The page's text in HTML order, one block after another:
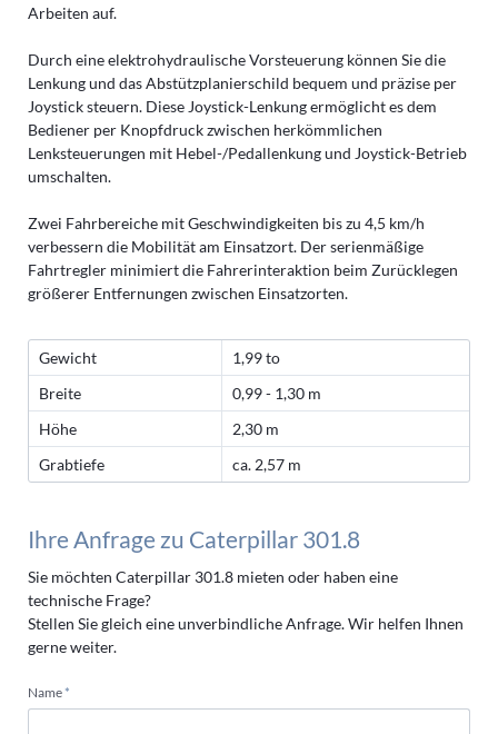
Arbeiten auf.
Durch eine elektrohydraulische Vorsteuerung können Sie die
Lenkung und das Abstützplanierschild bequem und präzise per
Joystick steuern. Diese Joystick-Lenkung ermöglicht es dem
Bediener per Knopfdruck zwischen herkömmlichen
Lenksteuerungen mit Hebel-/Pedallenkung und Joystick-Betrieb
umschalten.
Zwei Fahrbereiche mit Geschwindigkeiten bis zu 4,5 km/h
verbessern die Mobilität am Einsatzort. Der serienmäßige
Fahrtregler minimiert die Fahrerinteraktion beim Zurücklegen
größerer Entfernungen zwischen Einsatzorten.
Gewicht
1,99 to
Breite
0,99 - 1,30 m
Höhe
2,30 m
Grabtiefe
ca. 2,57 m
Ihre Anfrage zu Caterpillar 301.8
Sie möchten Caterpillar 301.8 mieten oder haben eine
technische Frage?
Stellen Sie gleich eine unverbindliche Anfrage. Wir helfen Ihnen
gerne weiter.
Pflichtfeld
Name *